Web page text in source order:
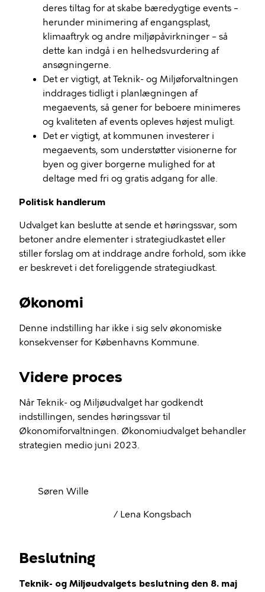
deres tiltag for at skabe bæredygtige events –
herunder minimering af engangsplast,
klimaaftryk og andre miljøpåvirkninger – så
dette kan indgå i en helhedsvurdering af
ansøgningerne.
Det er vigtigt, at Teknik- og Miljøforvaltningen
inddrages tidligt i planlægningen af
megaevents, så gener for beboere minimeres
og kvaliteten af events opleves højest muligt.
Det er vigtigt, at kommunen investerer i
megaevents, som understøtter visionerne for
byen og giver borgerne mulighed for at
deltage med fri og gratis adgang for alle.
Politisk handlerum
Udvalget kan beslutte at sende et høringssvar, som
betoner andre elementer i strategiudkastet eller
stiller forslag om at inddrage andre forhold, som ikke
er beskrevet i det foreliggende strategiudkast.
Økonomi
Denne indstilling har ikke i sig selv økonomiske
konsekvenser for Københavns Kommune.
Videre proces
Når Teknik- og Miljøudvalget har godkendt
indstillingen, sendes høringssvar til
Økonomiforvaltningen. Økonomiudvalget behandler
strategien medio juni 2023.
Søren Wille
/ Lena Kongsbach
Beslutning
Teknik- og Miljøudvalgets beslutning den 8. maj